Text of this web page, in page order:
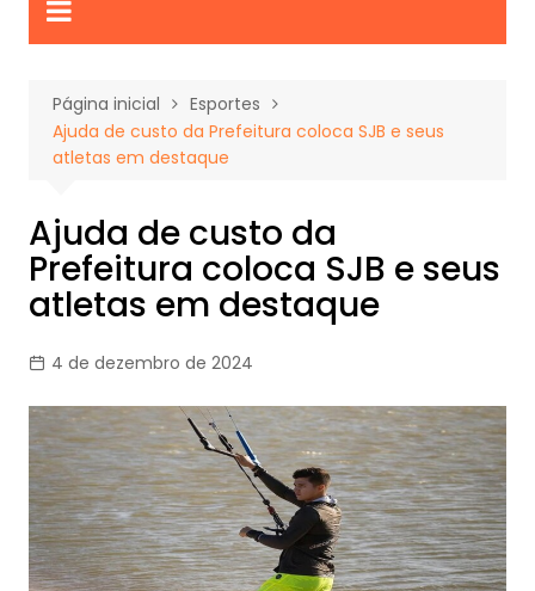
Página inicial
Esportes
Ajuda de custo da Prefeitura coloca SJB e seus
atletas em destaque
Ajuda de custo da
Prefeitura coloca SJB e seus
atletas em destaque
4 de dezembro de 2024